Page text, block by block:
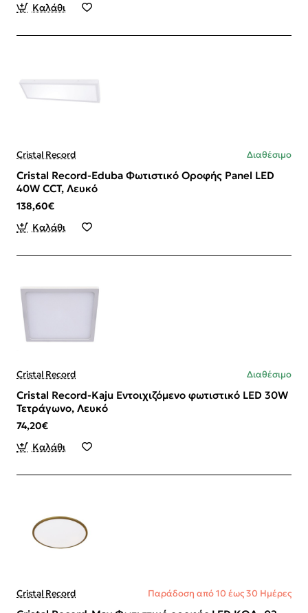
Καλάθι
Cristal Record Διαθέσιμο
Cristal Record-Eduba Φωτιστικό Οροφής Panel LED
40W CCT, Λευκό
138,60€
Καλάθι
Cristal Record Διαθέσιμο
Cristal Record-Kaju Εντοιχιζόμενο φωτιστικό LED 30W
Τετράγωνο, Λευκό
74,20€
Καλάθι
Cristal Record Παράδοση από 10 έως 30 Ημέρες